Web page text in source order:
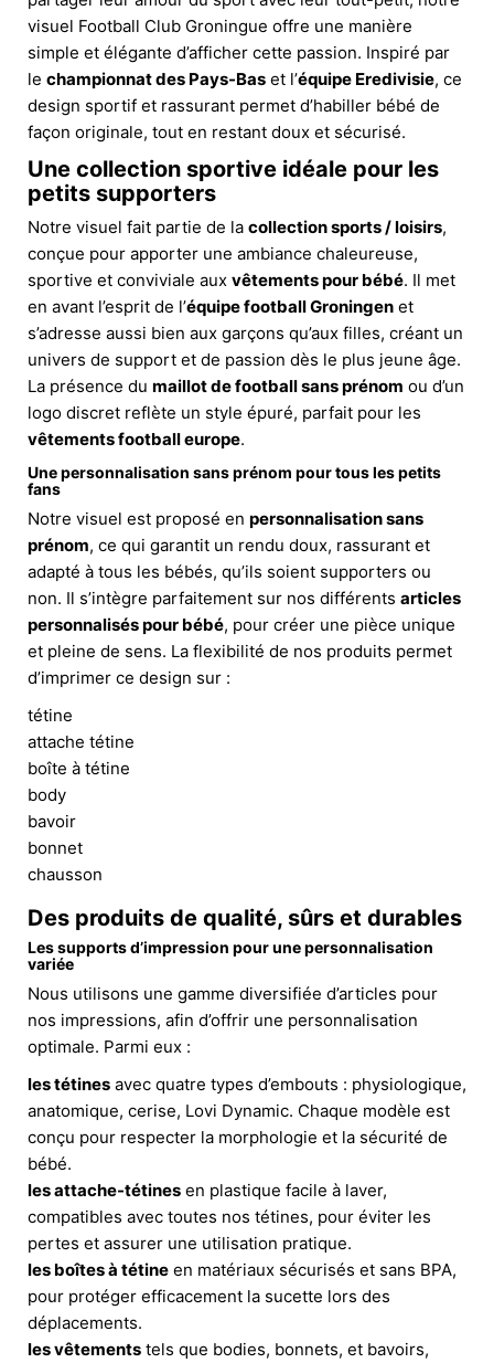
visuel Football Club Groningue offre une manière
simple et élégante d’afficher cette passion. Inspiré par
le championnat des Pays-Bas et l’équipe Eredivisie, ce
design sportif et rassurant permet d’habiller bébé de
façon originale, tout en restant doux et sécurisé.
Une collection sportive idéale pour les
petits supporters
Notre visuel fait partie de la collection sports / loisirs,
conçue pour apporter une ambiance chaleureuse,
sportive et conviviale aux vêtements pour bébé. Il met
en avant l’esprit de l’équipe football Groningen et
s’adresse aussi bien aux garçons qu’aux filles, créant un
univers de support et de passion dès le plus jeune âge.
La présence du maillot de football sans prénom ou d’un
logo discret reflète un style épuré, parfait pour les
vêtements football europe.
Une personnalisation sans prénom pour tous les petits
fans
Notre visuel est proposé en personnalisation sans
prénom, ce qui garantit un rendu doux, rassurant et
adapté à tous les bébés, qu’ils soient supporters ou
non. Il s’intègre parfaitement sur nos différents articles
personnalisés pour bébé, pour créer une pièce unique
et pleine de sens. La flexibilité de nos produits permet
d’imprimer ce design sur :
tétine
attache tétine
boîte à tétine
body
bavoir
bonnet
chausson
Des produits de qualité, sûrs et durables
Les supports d’impression pour une personnalisation
variée
Nous utilisons une gamme diversifiée d’articles pour
nos impressions, afin d’offrir une personnalisation
optimale. Parmi eux :
les tétines avec quatre types d’embouts : physiologique,
anatomique, cerise, Lovi Dynamic. Chaque modèle est
conçu pour respecter la morphologie et la sécurité de
bébé.
les attache-tétines en plastique facile à laver,
compatibles avec toutes nos tétines, pour éviter les
pertes et assurer une utilisation pratique.
les boîtes à tétine en matériaux sécurisés et sans BPA,
pour protéger efficacement la sucette lors des
déplacements.
les vêtements tels que bodies, bonnets, et bavoirs,